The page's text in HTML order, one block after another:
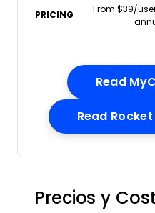
PRICING
From $39/
Read
Read
Precios y